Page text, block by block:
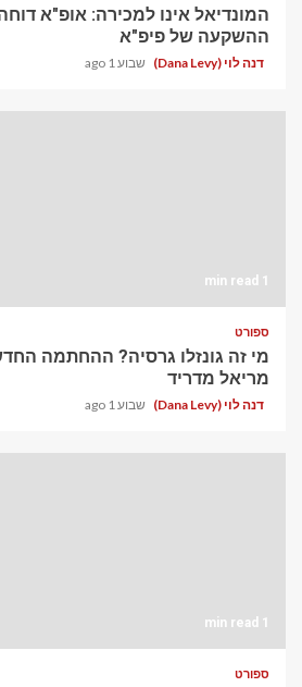
המונדיאל אינו למכירה: אופ"א
ההשקעה של פיפ"א
דנה לוי (Dana Levy) שבוע 1 ago
1 min read
ספורט
מי זה גונזלו גרסיה? ההחתמה
מריאל מדריד
דנה לוי (Dana Levy) שבוע 1 ago
1 min read
ספורט